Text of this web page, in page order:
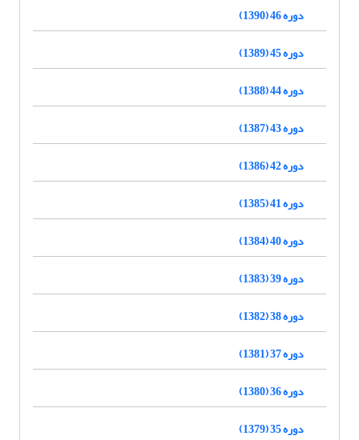
دوره 46 (1390)
دوره 45 (1389)
دوره 44 (1388)
دوره 43 (1387)
دوره 42 (1386)
دوره 41 (1385)
دوره 40 (1384)
دوره 39 (1383)
دوره 38 (1382)
دوره 37 (1381)
دوره 36 (1380)
دوره 35 (1379)